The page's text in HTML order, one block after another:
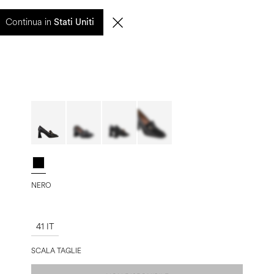
Continua in Stati Uniti
gli eventuali ritardi nelle spedizioni saranno gestiti a partire dal 17 agosto.
NERO
41 IT
SCALA TAGLIE